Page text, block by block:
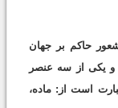
حاکم بر جهان
یکی از سه عنصر
است از: ماده،